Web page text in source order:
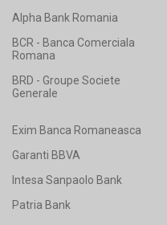
Alpha Bank Romania
BCR - Banca Comerciala
Romana
BRD - Groupe Societe
Generale
Exim Banca Romaneasca
Garanti BBVA
Intesa Sanpaolo Bank
Patria Bank